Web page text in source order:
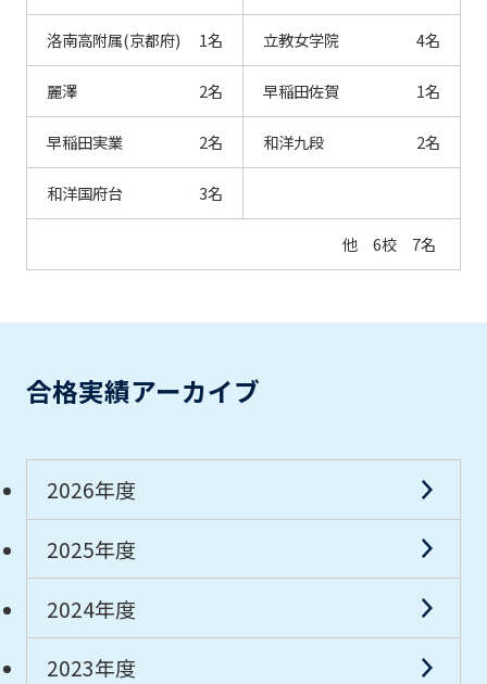
洛南高附属(京都府) 1名 立教女学院 4名
麗澤 2名 早稲田佐賀 1名
早稲田実業 2名 和洋九段 2名
和洋国府台 3名
他 6校 7名
合格実績アーカイブ
2026年度
2025年度
2024年度
2023年度